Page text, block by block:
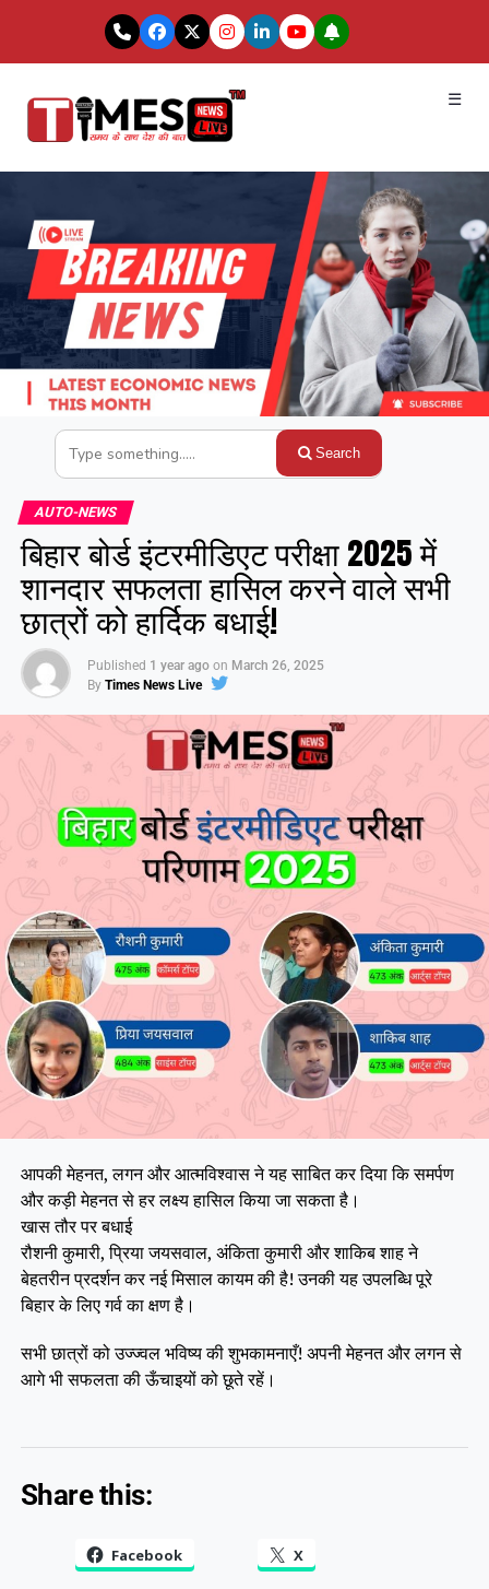
☰
Search
AUTO-NEWS
बिहार बोर्ड इंटरमीडिएट परीक्षा 2025 में
शानदार सफलता हासिल करने वाले सभी
छात्रों को हार्दिक बधाई!
Published 1 year ago on March 26, 2025
By Times News Live
आपकी मेहनत, लगन और आत्मविश्वास ने यह साबित कर दिया कि समर्पण
और कड़ी मेहनत से हर लक्ष्य हासिल किया जा सकता है।
खास तौर पर बधाई
रौशनी कुमारी, प्रिया जयसवाल, अंकिता कुमारी और शाकिब शाह ने
बेहतरीन प्रदर्शन कर नई मिसाल कायम की है! उनकी यह उपलब्धि पूरे
बिहार के लिए गर्व का क्षण है।
सभी छात्रों को उज्ज्वल भविष्य की शुभकामनाएँ! अपनी मेहनत और लगन से
आगे भी सफलता की ऊँचाइयों को छूते रहें।
Share this:
Facebook X